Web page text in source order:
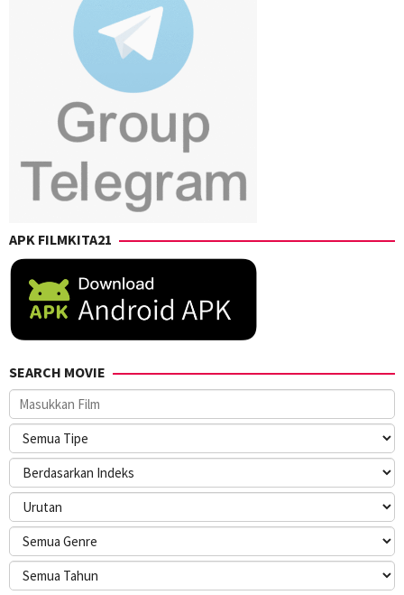
APK FILMKITA21
SEARCH MOVIE